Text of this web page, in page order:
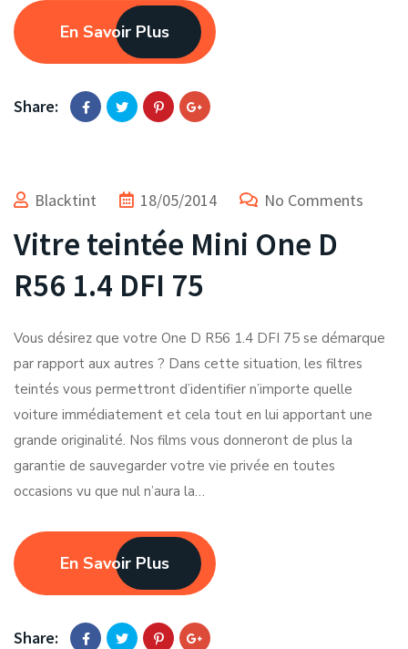
En Savoir Plus
Share:
Blacktint 18/05/2014 No Comments
Vitre teintée Mini One D
R56 1.4 DFI 75
Vous désirez que votre One D R56 1.4 DFI 75 se démarque
par rapport aux autres ? Dans cette situation, les filtres
teintés vous permettront d’identifier n’importe quelle
voiture immédiatement et cela tout en lui apportant une
grande originalité. Nos films vous donneront de plus la
garantie de sauvegarder votre vie privée en toutes
occasions vu que nul n’aura la…
En Savoir Plus
Share: